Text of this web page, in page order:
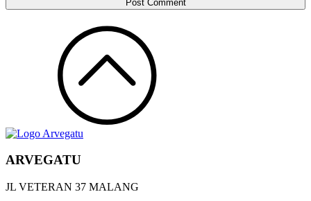
ARVEGATU
JL VETERAN 37 MALANG